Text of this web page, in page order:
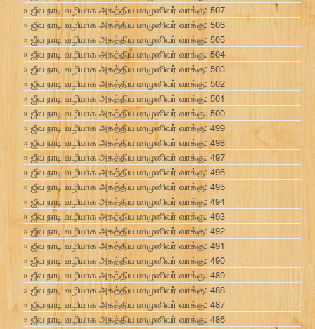
ஜீவ நாடி வழியாக அகத்திய மாமுனிவர் வாக்கு: 507
ஜீவ நாடி வழியாக அகத்திய மாமுனிவர் வாக்கு: 506
ஜீவ நாடி வழியாக அகத்திய மாமுனிவர் வாக்கு: 505
ஜீவ நாடி வழியாக அகத்திய மாமுனிவர் வாக்கு: 504
ஜீவ நாடி வழியாக அகத்திய மாமுனிவர் வாக்கு: 503
ஜீவ நாடி வழியாக அகத்திய மாமுனிவர் வாக்கு: 502
ஜீவ நாடி வழியாக அகத்திய மாமுனிவர் வாக்கு: 501
ஜீவ நாடி வழியாக அகத்திய மாமுனிவர் வாக்கு: 500
ஜீவ நாடி வழியாக அகத்திய மாமுனிவர் வாக்கு: 499
ஜீவ நாடி வழியாக அகத்திய மாமுனிவர் வாக்கு: 498
ஜீவ நாடி வழியாக அகத்திய மாமுனிவர் வாக்கு: 497
ஜீவ நாடி வழியாக அகத்திய மாமுனிவர் வாக்கு: 496
ஜீவ நாடி வழியாக அகத்திய மாமுனிவர் வாக்கு: 495
ஜீவ நாடி வழியாக அகத்திய மாமுனிவர் வாக்கு: 494
ஜீவ நாடி வழியாக அகத்திய மாமுனிவர் வாக்கு: 493
ஜீவ நாடி வழியாக அகத்திய மாமுனிவர் வாக்கு: 492
ஜீவ நாடி வழியாக அகத்திய மாமுனிவர் வாக்கு: 491
ஜீவ நாடி வழியாக அகத்திய மாமுனிவர் வாக்கு: 490
ஜீவ நாடி வழியாக அகத்திய மாமுனிவர் வாக்கு: 489
ஜீவ நாடி வழியாக அகத்திய மாமுனிவர் வாக்கு: 488
ஜீவ நாடி வழியாக அகத்திய மாமுனிவர் வாக்கு: 487
ஜீவ நாடி வழியாக அகத்திய மாமுனிவர் வாக்கு: 486